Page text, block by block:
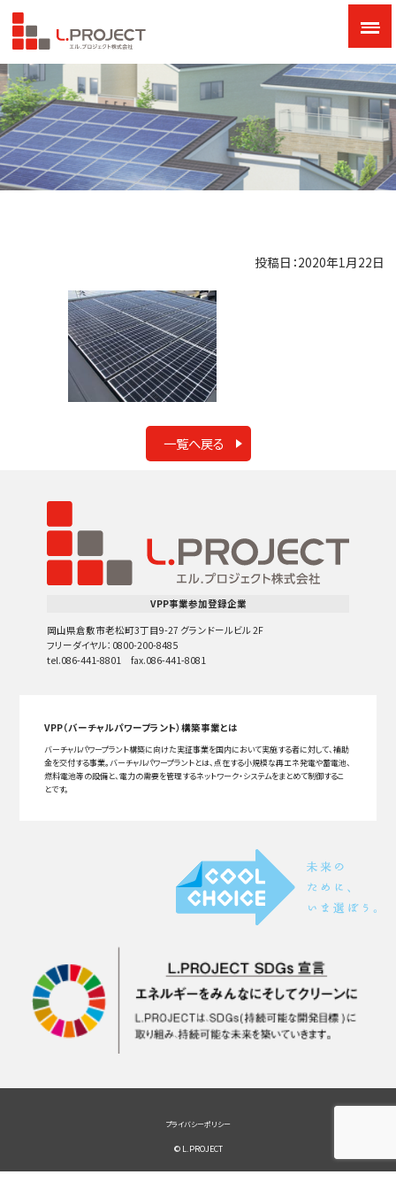
投稿日：2020年1月22日
一覧へ戻る
VPP事業参加登録企業
岡山県倉敷市老松町3丁目9-27 グランドールビル 2F
フリーダイヤル：0800-200-8485
tel.086-441-8801 fax.086-441-8081
VPP（バーチャルパワープラント）構築事業とは
バーチャルパワープラント構築に向けた実証事業を国内において実施する者に対して、補助
金を交付する事業。バーチャルパワープラントとは、点在する小規模な再エネ発電や蓄電池、
燃料電池等の設備と、電力の需要を管理するネットワーク・システムをまとめて制御するこ
とです。
プライバシーポリシー
© L.PROJECT